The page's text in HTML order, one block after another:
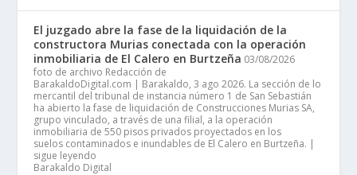
El juzgado abre la fase de la liquidación de la
constructora Murias conectada con la operación
inmobiliaria de El Calero en Burtzeña 03/08/2026
foto de archivo Redacción de
BarakaldoDigital.com | Barakaldo, 3 ago 2026. La sección de lo
mercantil del tribunal de instancia número 1 de San Sebastián
ha abierto la fase de liquidación de Construcciones Murias SA,
grupo vinculado, a través de una filial, a la operación
inmobiliaria de 550 pisos privados proyectados en los
suelos contaminados e inundables de El Calero en Burtzeña. |
sigue leyendo
Barakaldo Digital